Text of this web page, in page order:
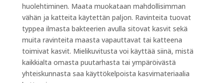
huolehtiminen. Maata muokataan mahdollisimman
vähän ja katteita käytettän paljon. Ravinteita tuovat
typpea ilmasta bakteerien avulla sitovat kasvit sekä
muita ravinteita maasta vapauttavat tai katteena
toimivat kasvit. Mielikuvitusta voi käyttää siinä, mistä
kaikkialta omasta puutarhasta tai ympäröivästä
yhteiskunnasta saa käyttökelpoista kasvimateriaalia